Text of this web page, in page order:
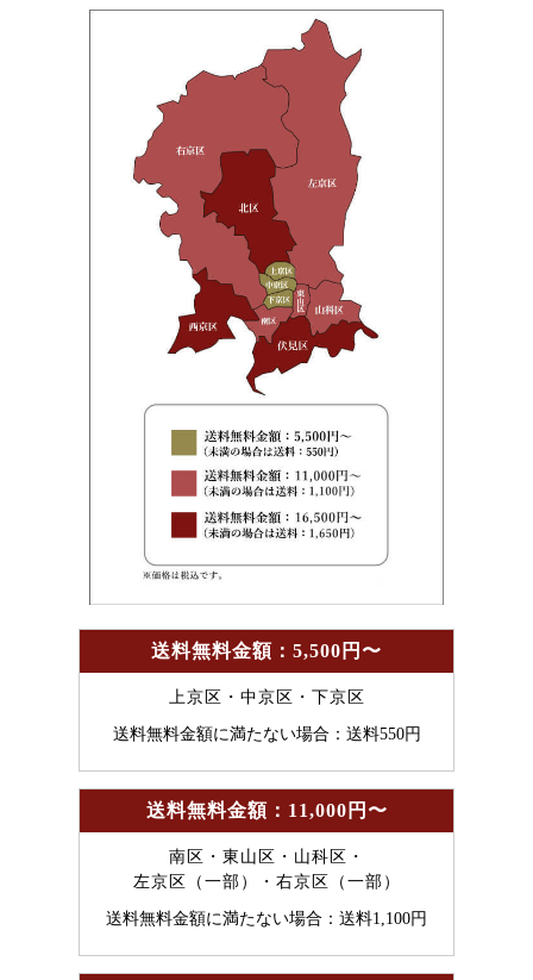
送料無料金額：5,500円〜
上京区・中京区・下京区
送料無料金額に満たない場合：送料550円
送料無料金額：11,000円〜
南区・東山区・山科区・
左京区（一部）・右京区（一部）
送料無料金額に満たない場合：送料1,100円